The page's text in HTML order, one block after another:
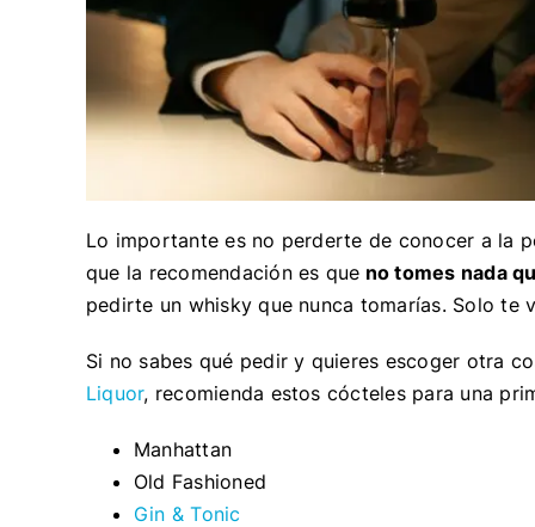
Lo importante es no perderte de conocer a la
que la recomendación es que no tomes nada
pedirte un whisky que nunca tomarías. Solo
Si no sabes qué pedir y quieres escoger otra
Liquor, recomienda estos cócteles para una
Manhattan
Old Fashioned
Gin & Tonic